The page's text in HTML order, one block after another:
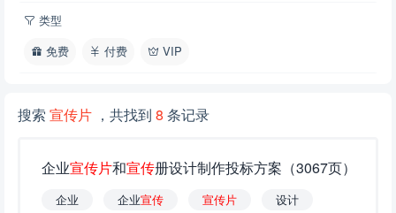
类型
免费
付费 VIP
搜索 宣传片 ，共找到 8 条记录
企业宣传片和宣传册设计制作投标方案（3067页）
企业 企业宣传 宣传片 设计